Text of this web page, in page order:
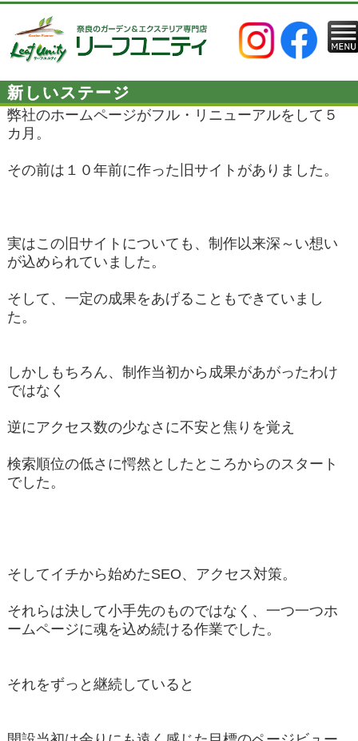
新しいステージ
弊社のホームページがフル・リニューアルをして５
カ月。
その前は１０年前に作った旧サイトがありました。
実はこの旧サイトについても、制作以来深～い想い
が込められていました。
そして、一定の成果をあげることもできていまし
た。
しかしもちろん、制作当初から成果があがったわけ
ではなく
逆にアクセス数の少なさに不安と焦りを覚え
検索順位の低さに愕然としたところからのスタート
でした。
そしてイチから始めたSEO、アクセス対策。
それらは決して小手先のものではなく、一つ一つホ
ームページに魂を込め続ける作業でした。
それをずっと継続していると